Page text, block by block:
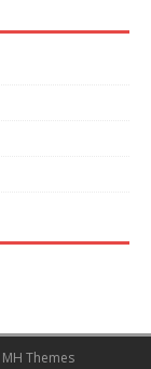
MH Themes